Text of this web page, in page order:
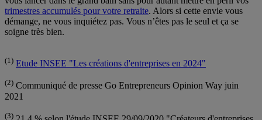
trimestres accumulés pour votre retraite. Alors si cette envie vous
démange, ne vous inquiétez pas. Vous n’êtes pas le seul et ça se
soigne très bien.
(1) Etude INSEE "Les créations d'entreprises en 2024"
(2) Communiqué de presse Go Entrepreneurs Opinion Way juin
2021
(3)